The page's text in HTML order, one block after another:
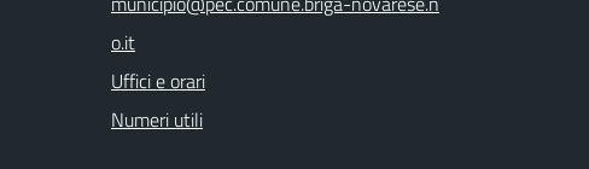
Uffici e orari
Numeri utili